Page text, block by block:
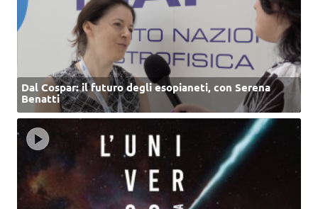
Dal Cospar: il futuro degli esopianeti, con Serena
Benatti